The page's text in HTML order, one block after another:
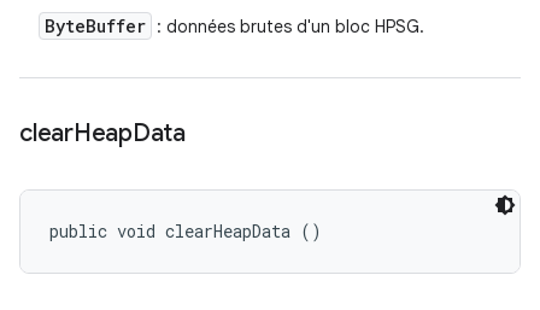
ByteBuffer : données brutes d'un bloc HPSG.
clearHeapData
public void clearHeapData ()